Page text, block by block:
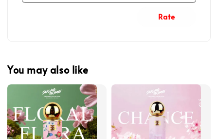
Rate
You may also like